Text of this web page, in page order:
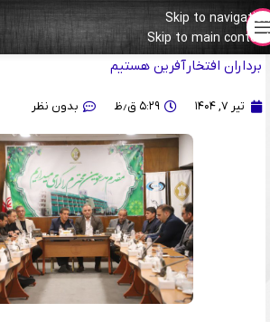
Skip to navigation
Skip to main content
مدیرکل ورزش و جوانان استان اردبیل: به خود
برداران افتخارآفرین هستیم
تیر ۷, ۱۴۰۴ ۵:۲۹ ق٫ظ بدون نظر